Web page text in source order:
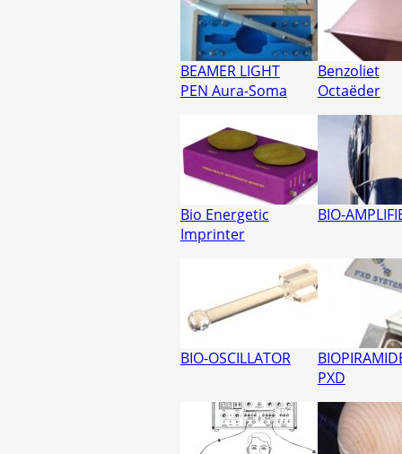
BEAMER LIGHT
PEN Aura-Soma
Benzoliet
Octaëder
Bio Energetic
Imprinter
BIO-
BIO-OSCILLATOR
PXD